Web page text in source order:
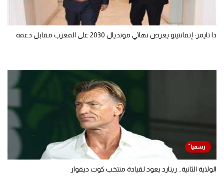
ذا تايمز: إنفانتينو يعرض نهائي مونديال 2030 على المغرب مقابل دعمه
الولاية الثانية.. رينارد يعود لقيادة منتخب كوت ديفوار